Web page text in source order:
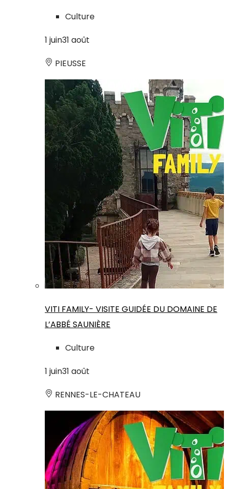
Culture
1 juin31 août
PIEUSSE
VITI FAMILY- VISITE GUIDÉE DU DOMAINE DE
L’ABBÉ SAUNIÈRE
Culture
1 juin31 août
RENNES-LE-CHATEAU